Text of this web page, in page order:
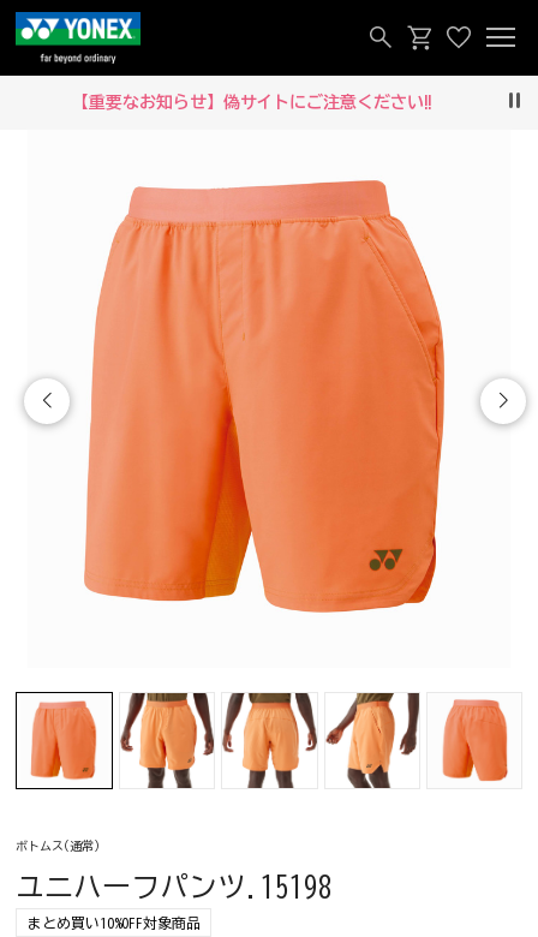
【重要なお知らせ】偽サイトにご注意ください‼
ボトムス(通常)
ユニハーフパンツ.15198
まとめ買い10%OFF対象商品